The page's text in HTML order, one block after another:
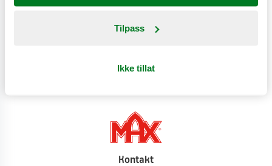
Tilpass
Ikke tillat
Produktinformasjon
Kontakt